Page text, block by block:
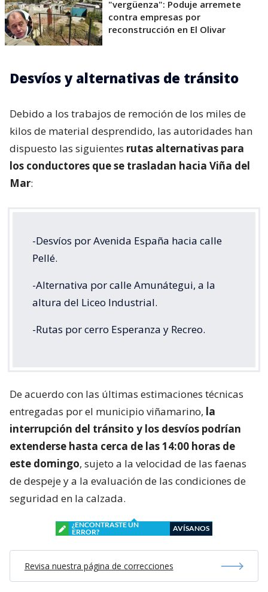
"vergüenza": Poduje arremete
contra empresas por
reconstrucción en El Olivar
Desvíos y alternativas de tránsito
Debido a los trabajos de remoción de los miles de
kilos de material desprendido, las autoridades han
dispuesto las siguientes rutas alternativas para
los conductores que se trasladan hacia Viña del
Mar:
-Desvíos por Avenida España hacia calle
Pellé.
-Alternativa por calle Amunátegui, a la
altura del Liceo Industrial.
-Rutas por cerro Esperanza y Recreo.
De acuerdo con las últimas estimaciones técnicas
entregadas por el municipio viñamarino, la
interrupción del tránsito y los desvíos podrían
extenderse hasta cerca de las 14:00 horas de
este domingo, sujeto a la velocidad de las faenas
de despeje y a la evaluación de las condiciones de
seguridad en la calzada.
¿ENCONTRASTE UN
ERROR?
AVÍSANOS
Revisa nuestra página de correcciones